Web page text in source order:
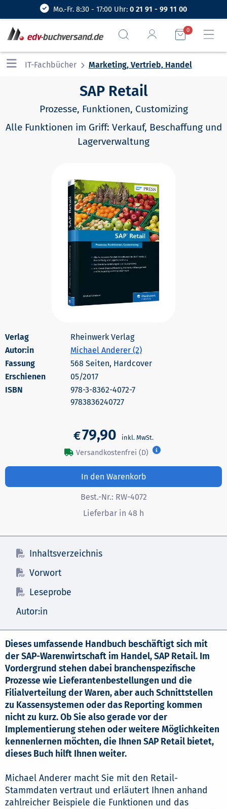
Mo.-Fr. 8:30 - 17:00 Uhr: 0 21 91 - 99 11 00
0
IT-Fachbücher Marketing, Vertrieb, Handel
SAP Retail
Prozesse, Funktionen, Customizing
Alle Funktionen im Griff: Verkauf, Beschaffung und
Lagerverwaltung
Rheinwerk Verlag
Autor:in
Michael Anderer (2)
568 Seiten, Hardcover
Erschienen
05/2017
978-3-8362-4072-7
9783836240727
€79,90
Versandkostenfrei (D)
In den Warenkorb
Best.-Nr.: RW-4072
Lieferbar in 48 h
Inhaltsverzeichnis
Vorwort
Leseprobe
Autor:in
Dieses umfassende Handbuch beschäftigt sich mit
der SAP-Warenwirtschaft im Handel, SAP Retail. Im
Vordergrund stehen dabei branchenspezifische
Prozesse wie Lieferantenbestellungen und die
Filialverteilung der Waren, aber auch Schnittstellen
zu Kassensystemen oder das Reporting kommen
nicht zu kurz. Ob Sie also gerade vor der
Implementierung stehen oder weitere Möglichkeiten
kennenlernen möchten, die Ihnen SAP Retail bietet,
dieses Buch hilft Ihnen weiter.
Michael Anderer macht Sie mit den Retail-
Stammdaten vertraut und erläutert Ihnen anhand
zahlreicher Beispiele die Funktionen und das